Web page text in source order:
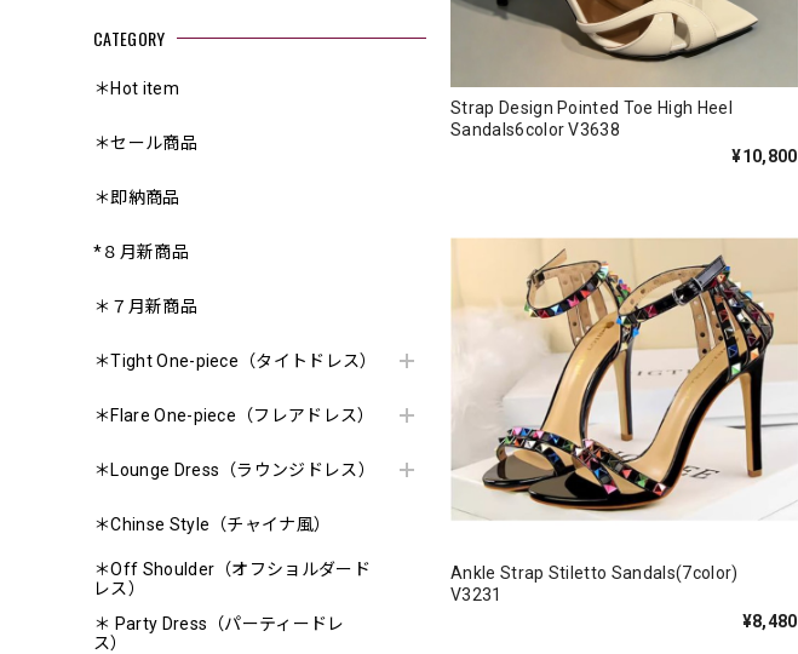
CATEGORY
＊Hot item
＊セール商品
＊即納商品
*８月新商品
＊７月新商品
＊Tight One-piece（タイトドレス）
＊Flare One-piece（フレアドレス）
＊Lounge Dress（ラウンジドレス）
＊Chinse Style（チャイナ風）
＊Off Shoulder（オフショルダード
レス）
＊ Party Dress（パーティードレ
ス）
Strap Design Pointed Toe High Heel
Sandals6color V3638
¥10,800
Ankle Strap Stiletto Sandals(7color)
V3231
¥8,480